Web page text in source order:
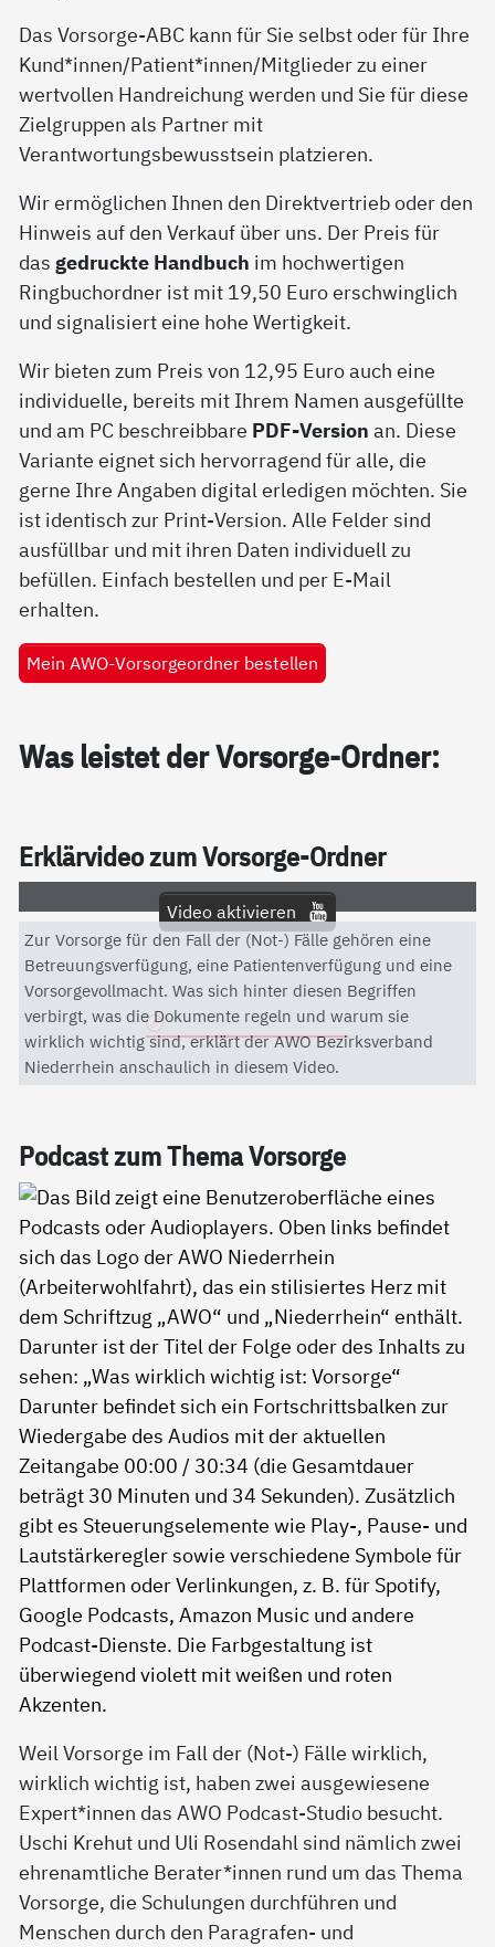
Das Vorsorge-ABC kann für Sie selbst oder für Ihre
Kund*innen/Patient*innen/Mitglieder zu einer
wertvollen Handreichung werden und Sie für diese
Zielgruppen als Partner mit
Verantwortungsbewusstsein platzieren.
Wir ermöglichen Ihnen den Direktvertrieb oder den
Hinweis auf den Verkauf über uns. Der Preis für
das gedruckte Handbuch im hochwertigen
Ringbuchordner ist mit 19,50 Euro erschwinglich
und signalisiert eine hohe Wertigkeit.
Wir bieten zum Preis von 12,95 Euro auch eine
individuelle, bereits mit Ihrem Namen ausgefüllte
und am PC beschreibbare PDF-Version an. Diese
Variante eignet sich hervorragend für alle, die
gerne Ihre Angaben digital erledigen möchten. Sie
ist identisch zur Print-Version. Alle Felder sind
ausfüllbar und mit ihren Daten individuell zu
befüllen. Einfach bestellen und per E-Mail
erhalten.
Mein AWO-Vorsorgeordner bestellen
Was leis­tet der Vor­sor­ge-Ord­ner:
Er­klär­vi­deo zum Vor­sor­ge-Ord­ner
Video aktivieren
Mit dem Aktivieren des Videos akzeptieren Sie die
Datenschutzerklärung von YouTube.
Datenschutzerklärung
Zur Vorsorge für den Fall der (Not-) Fälle gehören eine
Betreuungsverfügung, eine Patientenverfügung und eine
Vorsorgevollmacht. Was sich hinter diesen Begriffen
verbirgt, was die Dokumente regeln und warum sie
wirklich wichtig sind, erklärt der AWO Bezirksverband
Niederrhein anschaulich in diesem Video.
Pod­cast zum The­ma Vor­sor­ge
Weil Vorsorge im Fall der (Not-) Fälle wirklich,
wirklich wichtig ist, haben zwei ausgewiesene
Expert*innen das AWO Podcast-Studio besucht.
Uschi Krehut und Uli Rosendahl sind nämlich zwei
ehrenamtliche Berater*innen rund um das Thema
Vorsorge, die Schulungen durchführen und
Menschen durch den Paragrafen- und